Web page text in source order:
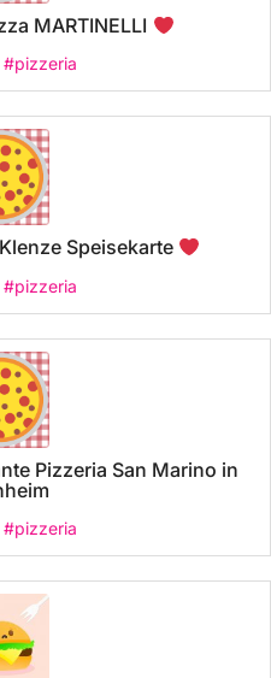
MARTINELLI
#pizzeria
Speisekarte
#pizzeria
Pizzeria San Marino in
#pizzeria